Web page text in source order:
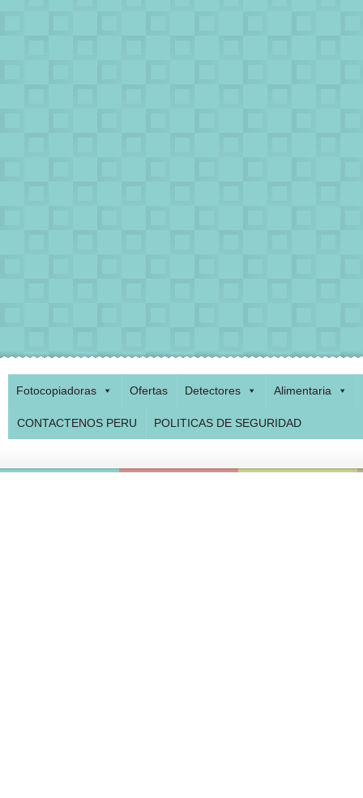
Fotocopiadoras Ofertas Detectores Alimentaria
CONTACTENOS PERU POLITICAS DE SEGURIDAD